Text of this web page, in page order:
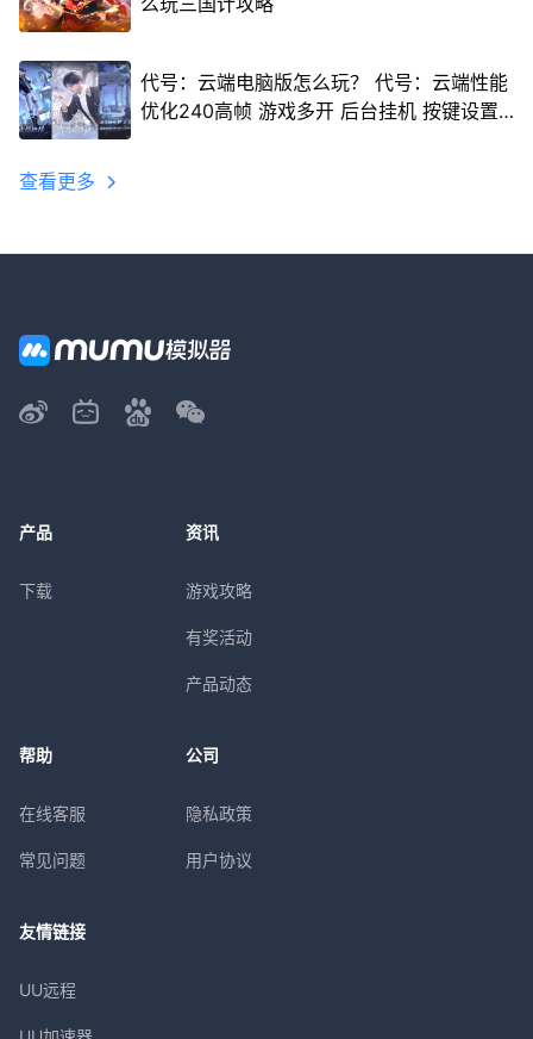
代号：云端电脑版怎么玩？ 代号：云端性能
优化240高帧 游戏多开 后台挂机 按键设置
查看更多
产品
下载
资讯
游戏攻略
有奖活动
产品动态
帮助
在线客服
常见问题
公司
隐私政策
用户协议
友情链接
UU远程